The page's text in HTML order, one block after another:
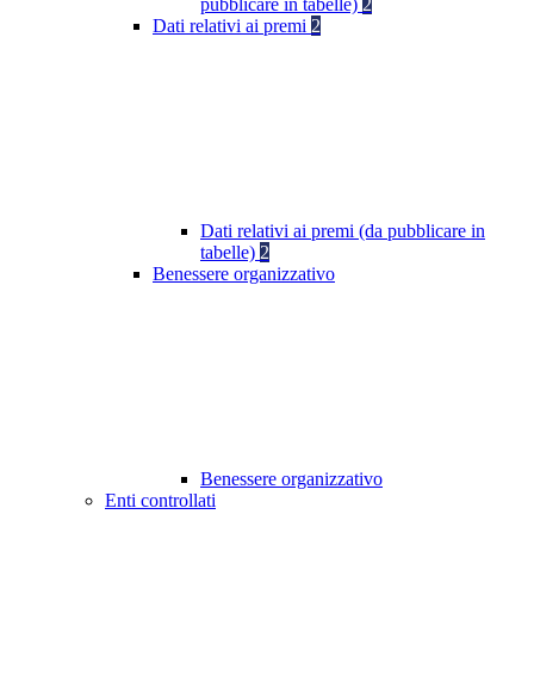
pubblicare in tabelle) 2
Dati relativi ai premi 2
Dati relativi ai premi (da pubblicare in
tabelle) 2
Benessere organizzativo
Benessere organizzativo
Enti controllati